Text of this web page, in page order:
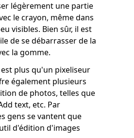
légèrement une partie
le crayon, même dans
visibles. Bien sûr, il est
de se débarrasser de la
la gomme.
plus qu'un pixeliseur
également plusieurs
de photos, telles que
text, etc. Par
gens se vantent que
d'édition d'images